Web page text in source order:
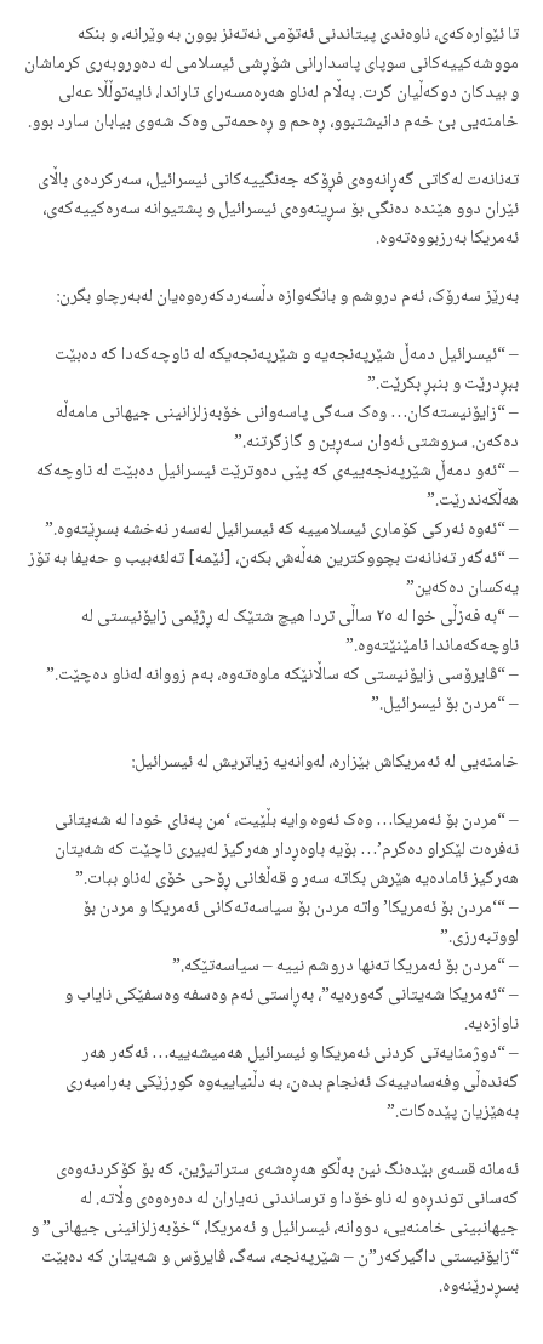
تا ئێوارەکەی، ناوەندی پیتاندنی ئەتۆمی نەتەنز بوون به وێرانە، و بنکە
مووشەکییەکانی سوپای پاسدارانی شۆڕشی ئیسلامی لە دەوروبەری کرماشان
و بیدکان دوکەڵیان گرت. بەڵام لەناو هەرەمسەرای تاراندا، ئایەتوڵڵا عەلی
خامنەیی بێ خەم دانیشتبوو، ڕەحم و ڕەحمەتی وەک شەوی بیابان سارد بوو.
تەنانەت لەکاتی گەڕانەوەی فڕۆکە جەنگییەکانی ئیسرائیل، سەرکردەی باڵای
ئێران دوو هێندە دەنگی بۆ سڕینەوەی ئیسرائیل و پشتیوانە سەرەکییەکەی،
ئەمریکا بەرزبووەتەوە.
بەرێز سەرۆک، ئەم دروشم و بانگەوازە دڵسەردکەرەوەیان لەبەرچاو بگرن:
– “ئیسرائیل دمەڵ شێرپەنجەیە و شێرپەنجەیکە لە ناوچەکەدا کە دەبێت
ببڕدرێت و بنبڕ بکرێت.”
– “زایۆنیستەکان… وەک سەگی پاسەوانی خۆبەزلزانینی جیهانی مامەڵە
دەکەن. سروشتی ئەوان سەڕین و گازگرتنە.”
– “ئەو دمەڵ شێرپەنجەییەی کە پێی دەوترێت ئیسرائیل دەبێت لە ناوچەکە
هەڵکەندرێت.”
– “ئەوە ئەرکی کۆماری ئیسلامییە کە ئیسرائیل لەسەر نەخشە بسڕێتەوە.”
– “ئەگەر تەنانەت بچووکترین هەڵەش بکەن، [ئێمە] تەلئەبیب و حەیفا بە تۆز
یەکسان دەکەین”
– “بە فەزڵی خوا لە ٢٥ ساڵی تردا هیچ شتێک لە ڕژێمی زایۆنیستی لە
ناوچەکەماندا نامێنێتەوە.”
– “ڤایرۆسی زایۆنیستی کە ساڵانێکە ماوەتەوە، بەم زووانە لەناو دەچێت.”
– “مردن بۆ ئیسرائیل.”
خامنەیی لە ئەمریکاش بێزارە، لەوانەیە زیاتریش لە ئیسرائیل:
– “مردن بۆ ئەمریکا… وەک ئەوە وایە بڵێیت، ‘من پەنای خودا لە شەیتانی
نەفرەت لێکراو دەگرم’… بۆیە باوەڕدار هەرگیز لەبیری ناچێت کە شەیتان
هەرگیز ئامادەیە هێرش بکاتە سەر و قەڵغانی ڕۆحی خۆی لەناو ببات.”
– “‘مردن بۆ ئەمریکا’ واتە مردن بۆ سیاسەتەکانی ئەمریکا و مردن بۆ
لووتبەرزی.”
– “مردن بۆ ئەمریکا تەنها دروشم نییە – سیاسەتێکە.”
– “ئەمریکا شەیتانی گەورەیە”، بەڕاستی ئەم وەسفە وەسفێکی نایاب و
ناوازەیە.
– “دوژمنایەتی کردنی ئەمریکا و ئیسرائیل هەمیشەییە… ئەگەر هەر
گەندەڵی وفەسادییەک ئەنجام بدەن، بە دڵنیاییەوە گورزێکی بەرامبەری
بەهێزیان پێدەگات.”
ئەمانە قسەی بێدەنگ نین بەڵکو هەڕەشەی ستراتیژین، کە بۆ کۆکردنەوەی
کەسانی توندڕەو لە ناوخۆدا و ترساندنی نەیاران لە دەرەوەی وڵاته. لە
جیهانبینی خامنەیی، دووانە، ئیسرائیل و ئەمریکا، “خۆبەزلزانینی جیهانی” و
“زایۆنیستی داگیرکەر”ن – شێرپەنجە، سەگ، ڤایرۆس و شەیتان کە دەبێت
بسڕدرێنەوە.